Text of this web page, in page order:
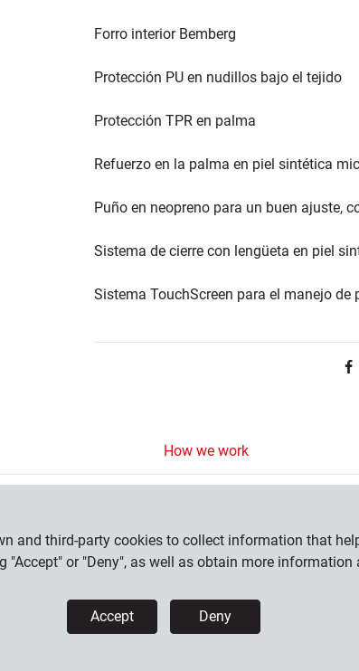
Forro interior Bemberg
Protección PU en nudillos bajo el tejido
Protección TPR en palma
Refuerzo en la palma en piel sintética
Puño en neopreno para un buen ajuste,
Sistema de cierre con lengüeta en piel
Sistema TouchScreen para el manejo de
How we work
Shipments
Returns
and third-party cookies to collect information that
"Accept" or "Deny", as well as obtain more
Accept Deny